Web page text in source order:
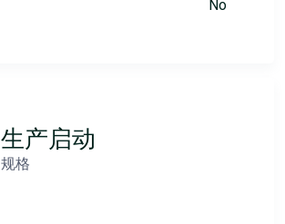
No
生产启动
规格